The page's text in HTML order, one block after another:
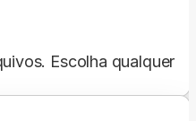
Escolha qualquer